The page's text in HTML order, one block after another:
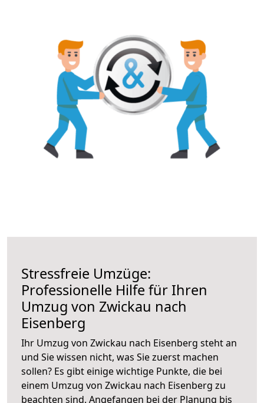
Stressfreie Umzüge:
Professionelle Hilfe für Ihren
Umzug von Zwickau nach
Eisenberg
Ihr Umzug von Zwickau nach Eisenberg steht an
und Sie wissen nicht, was Sie zuerst machen
sollen? Es gibt einige wichtige Punkte, die bei
einem Umzug von Zwickau nach Eisenberg zu
beachten sind. Angefangen bei der Planung bis